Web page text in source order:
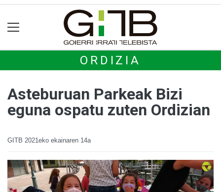
ORDIZIA
Asteburuan Parkeak Bizi
eguna ospatu zuten Ordizian
GITB 2021eko ekainaren 14a